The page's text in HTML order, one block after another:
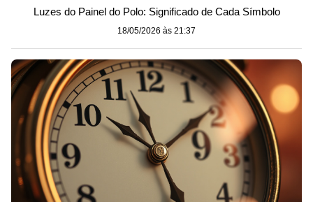
Luzes do Painel do Polo: Significado de Cada Símbolo
18/05/2026 às 21:37